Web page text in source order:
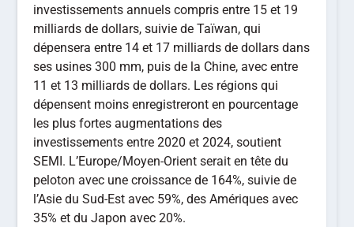
investissements annuels compris entre 15 et 19
milliards de dollars, suivie de Taïwan, qui
dépensera entre 14 et 17 milliards de dollars dans
ses usines 300 mm, puis de la Chine, avec entre
11 et 13 milliards de dollars. Les régions qui
dépensent moins enregistreront en pourcentage
les plus fortes augmentations des
investissements entre 2020 et 2024, soutient
SEMI. L’Europe/Moyen-Orient serait en tête du
peloton avec une croissance de 164%, suivie de
l’Asie du Sud-Est avec 59%, des Amériques avec
35% et du Japon avec 20%.